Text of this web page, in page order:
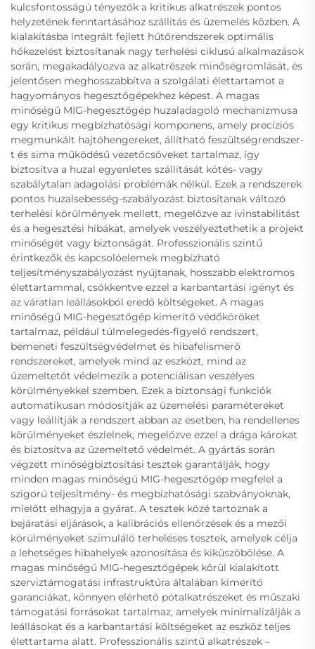
kulcsfontosságú tényezők a kritikus alkatrészek pontos
helyzetének fenntartásához szállítás és üzemelés közben. A
kialakításba integrált fejlett hűtőrendszerek optimális
hőkezelést biztosítanak nagy terhelési ciklusú alkalmazások
során, megakadályozva az alkatrészek minőségromlását, és
jelentősen meghosszabbítva a szolgálati élettartamot a
hagyományos hegesztőgépekhez képest. A magas
minőségű MIG-hegesztőgép huzaladagoló mechanizmusa
egy kritikus megbízhatósági komponens, amely precíziós
megmunkált hajtóhengereket, állítható feszültségrendszer-
t és sima működésű vezetőcsöveket tartalmaz, így
biztosítva a huzal egyenletes szállítását kötés- vagy
szabálytalan adagolási problémák nélkül. Ezek a rendszerek
pontos huzalsebesség-szabályozást biztosítanak változó
terhelési körülmények mellett, megelőzve az ívinstabilitást
és a hegesztési hibákat, amelyek veszélyeztethetik a projekt
minőségét vagy biztonságát. Professzionális szintű
érintkezők és kapcsolóelemek megbízható
teljesítményszabályozást nyújtanak, hosszabb elektromos
élettartammal, csökkentve ezzel a karbantartási igényt és
az váratlan leállásokból eredő költségeket. A magas
minőségű MIG-hegesztőgép kimerítő védőköröket
tartalmaz, például túlmelegedés-figyelő rendszert,
bemeneti feszültségvédelmet és hibafelismerő
rendszereket, amelyek mind az eszközt, mind az
üzemeltetőt védelmezik a potenciálisan veszélyes
körülményekkel szemben. Ezek a biztonsági funkciók
automatikusan módosítják az üzemelési paramétereket
vagy leállítják a rendszert abban az esetben, ha rendellenes
körülményeket észlelnek, megelőzve ezzel a drága károkat
és biztosítva az üzemeltető védelmét. A gyártás során
végzett minőségbiztosítási tesztek garantálják, hogy
minden magas minőségű MIG-hegesztőgép megfelel a
szigorú teljesítmény- és megbízhatósági szabványoknak,
mielőtt elhagyja a gyárat. A tesztek közé tartoznak a
bejáratási eljárások, a kalibrációs ellenőrzések és a mezői
körülményeket szimuláló terheléses tesztek, amelyek célja
a lehetséges hibahelyek azonosítása és kiküszöbölése. A
magas minőségű MIG-hegesztőgépek körül kialakított
szerviztámogatási infrastruktúra általában kimerítő
garanciákat, könnyen elérhető pótalkatrészeket és műszaki
támogatási forrásokat tartalmaz, amelyek minimalizálják a
leállásokat és a karbantartási költségeket az eszköz teljes
élettartama alatt. Professzionális szintű alkatrészek –